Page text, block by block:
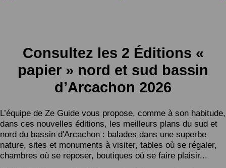
Consultez les 2 Éditions «
papier » nord et sud bassin
d’Arcachon 2026
L’équipe de Ze Guide vous propose, comme à son habitude,
dans ces nouvelles éditions, les meilleurs plans du sud et
nord du bassin d'Arcachon : balades dans une superbe
nature, sites et monuments à visiter, tables où se régaler,
chambres où se reposer, boutiques où se faire plaisir...